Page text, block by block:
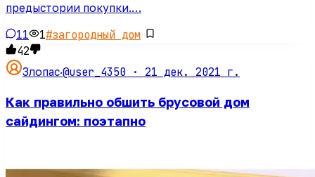
предыстории покупки.…
11 1#загородный дом
42
Злопас·@user_4350 · 21 дек. 2021 г.
Как правильно обшить брусовой дом
сайдингом: поэтапно